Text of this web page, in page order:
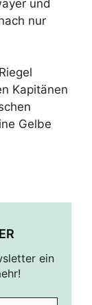
und
nur
Kapitänen
Gelbe
ein